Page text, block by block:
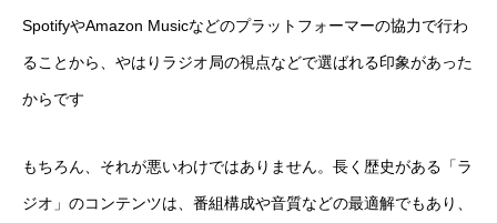
SpotifyやAmazon Musicなどのプラットフォーマーの協力で行わ
ることから、やはりラジオ局の視点などで選ばれる印象があった
からです
もちろん、それが悪いわけではありません。長く歴史がある「ラ
ジオ」のコンテンツは、番組構成や音質などの最適解でもあり、